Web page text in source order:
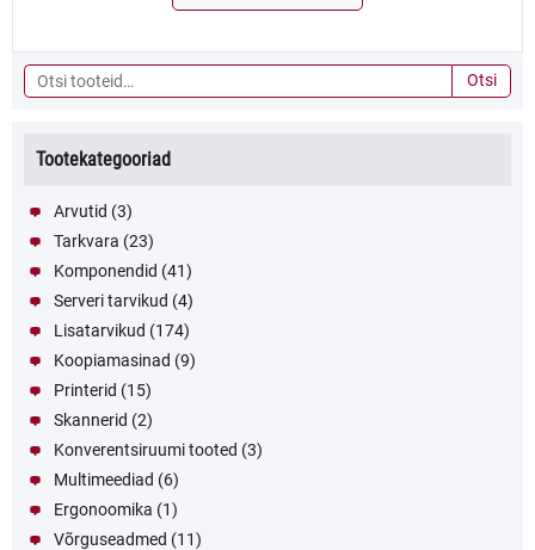
Otsi: Otsi
Tootekategooriad
Arvutid (3)
Tarkvara (23)
Komponendid (41)
Serveri tarvikud (4)
Lisatarvikud (174)
Koopiamasinad (9)
Printerid (15)
Skannerid (2)
Konverentsiruumi tooted (3)
Multimeediad (6)
Ergonoomika (1)
Võrguseadmed (11)